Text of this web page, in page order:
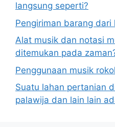
langsung seperti?
Pengiriman barang
Alat musik dan notasi
ditemukan pada
Penggunaan musik
Suatu lahan pertanian
palawija dan lain lain